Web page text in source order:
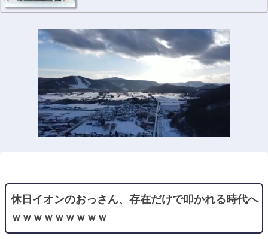
休日イオンのおっさん、存在だけで叩かれる時代へ
ｗｗｗｗｗｗｗｗｗ